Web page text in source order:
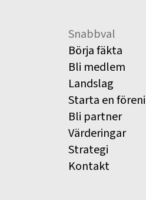
Snabbval
Börja fäkta
Bli medlem
Landslag
Starta en
Bli partner
Värderingar
Strategi
Kontakt